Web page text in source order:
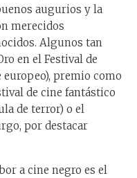
augurios y la
merecidos
Algunos tan
en el Festival de
premio como
de cine fantástico
de terror) o el
por destacar
a cine negro es el